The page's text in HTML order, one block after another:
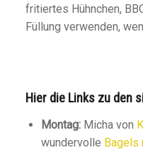
fritiertes Hühnchen,
Füllung verwenden,
Hier die Links zu den
Montag: Micha von
wundervolle Bagels